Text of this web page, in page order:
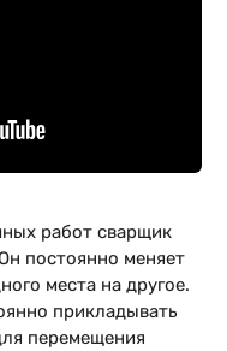
работ сварщик
постоянно меняет
места на другое.
прикладывать
перемещения